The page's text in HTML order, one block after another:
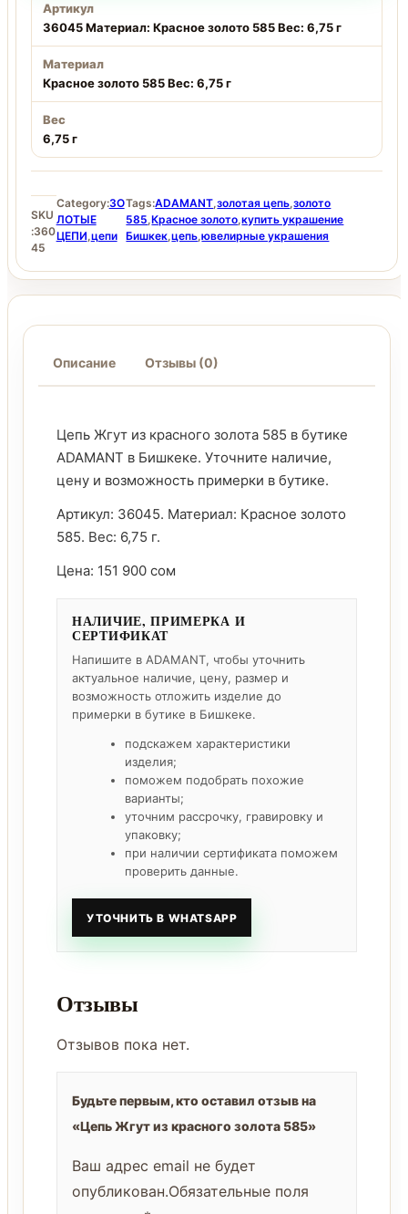
Артикул
36045 Материал: Красное золото 585 Вес: 6,75 г
Материал
Красное золото 585 Вес: 6,75 г
Вес
6,75 г
SKU
:360
45
Category:ЗО
ЛОТЫЕ
ЦЕПИ,цепи
Tags:ADAMANT,золотая цепь,золото
585,Красное золото,купить украшение
Бишкек,цепь,ювелирные украшения
Описание Отзывы (0)
Цепь Жгут из красного золота 585 в бутике
ADAMANT в Бишкеке. Уточните наличие,
цену и возможность примерки в бутике.
Артикул: 36045. Материал: Красное золото
585. Вес: 6,75 г.
Цена: 151 900 сом
НАЛИЧИЕ, ПРИМЕРКА И
СЕРТИФИКАТ
Напишите в ADAMANT, чтобы уточнить
актуальное наличие, цену, размер и
возможность отложить изделие до
примерки в бутике в Бишкеке.
подскажем характеристики
изделия;
поможем подобрать похожие
варианты;
уточним рассрочку, гравировку и
упаковку;
при наличии сертификата поможем
проверить данные.
УТОЧНИТЬ В WHATSAPP
Отзывы
Отзывов пока нет.
Будьте первым, кто оставил отзыв на
«Цепь Жгут из красного золота 585»
Ваш адрес email не будет
опубликован.Обязательные поля